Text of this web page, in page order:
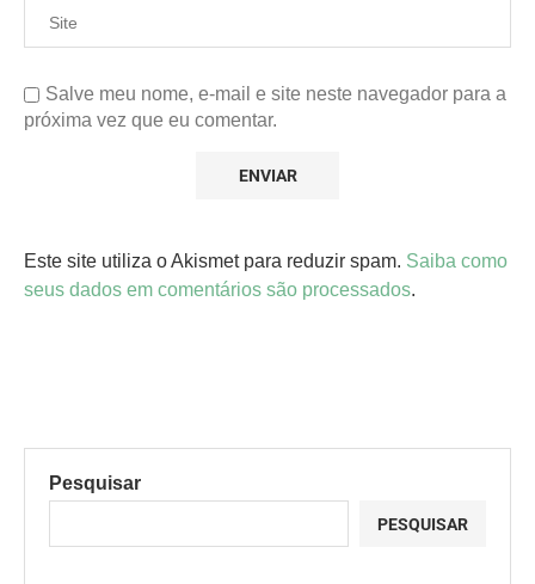
Salve meu nome, e-mail e site neste navegador para a
próxima vez que eu comentar.
Este site utiliza o Akismet para reduzir spam. Saiba como
seus dados em comentários são processados.
Pesquisar
PESQUISAR